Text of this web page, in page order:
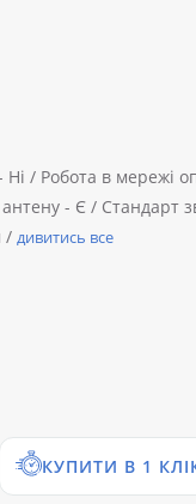
Ні / Робота в мережі
- Є / Стандарт
/ дивитись все
КУПИТИ В 1